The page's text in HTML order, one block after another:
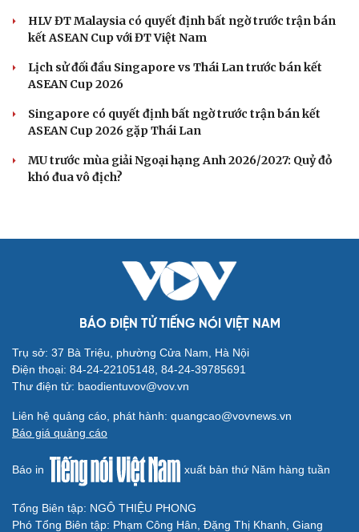
HLV ĐT Malaysia có quyết định bất ngờ trước trận bán
kết ASEAN Cup với ĐT Việt Nam
Lịch sử đối đầu Singapore vs Thái Lan trước bán kết
ASEAN Cup 2026
Singapore có quyết định bất ngờ trước trận bán kết
ASEAN Cup 2026 gặp Thái Lan
MU trước mùa giải Ngoại hạng Anh 2026/2027: Quỷ đỏ
khó đua vô địch?
BÁO ĐIỆN TỬ TIẾNG NÓI VIỆT NAM
Trụ sở: 37 Bà Triệu, phường Cửa Nam, Hà Nội
Điện thoại: 84-24-22105148, 84-24-39785691
Thư điện tử: baodientuvov@vov.vn
Liên hệ quảng cáo, phát hành: quangcao@vovnews.vn
Báo giá quảng cáo
Báo in xuất bản thứ Năm hàng tuần
Tổng Biên tập: NGÔ THIỆU PHONG
Phó Tổng Biên tập: Phạm Công Hân, Đặng Thị Khanh, Giang